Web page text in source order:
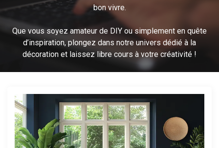
bon vivre.
Que vous soyez amateur de DIY ou simplement en quête
d’inspiration, plongez dans notre univers dédié à la
décoration et laissez libre cours à votre créativité !